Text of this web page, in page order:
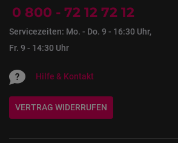
0 800 - 72 12 72 12
Servicezeiten: Mo. - Do. 9 - 16:30 Uhr,
Fr. 9 - 14:30 Uhr
Hilfe & Kontakt
VERTRAG WIDERRUFEN